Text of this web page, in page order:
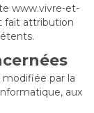
www.vivre-et-
fait attribution
par la
aux